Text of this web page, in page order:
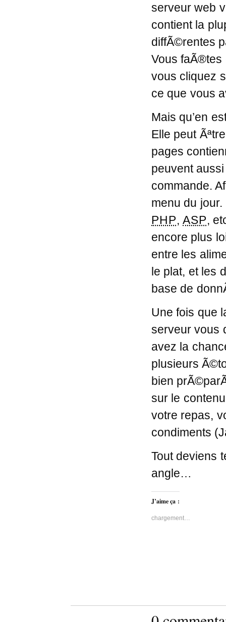
serveur web
contient la
diffÃ©rentes
Vous faÃ®tes
vous cliquez
ce que vous
Mais qu’en
Elle peut
pages
peuvent
commande.
menu du
PHP,ASP,
encore plus
entre les
le plat, et les
base de
Une fois que
serveur vous
avez la
plusieurs
bien
sur le
votre repas,
condiments
Tout deviens
angle…
J’aime ça :
chargement…